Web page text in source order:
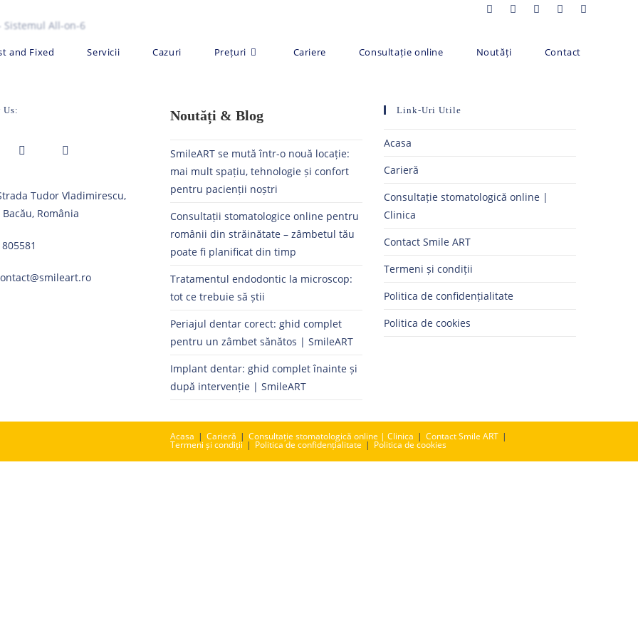
and Fixed Servicii Cazuri Prețuri Cariere Consultație online Noutăți Contact
in
a
tab
in
a
Tudor Vladimirescu,
România
Noutăți & Blog
SmileART se mută într-o nouă locație:
mai mult spațiu, tehnologie și confort
pentru pacienții noștri
Consultații stomatologice online pentru
românii din străinătate – zâmbetul tău
poate fi planificat din timp
Tratamentul endodontic la microscop:
tot ce trebuie să știi
Periajul dentar corect: ghid complet
pentru un zâmbet sănătos | SmileART
Implant dentar: ghid complet înainte și
după intervenție | SmileART
Link-Uri Utile
Acasa
Carieră
Consultație stomatologică online |
Clinica
Contact Smile ART
Termeni și condiții
Politica de confidențialitate
Politica de cookies
Acasa Carieră Consultație stomatologică online | Clinica Contact Smile ART
Termeni și condiții Politica de confidențialitate Politica de cookies